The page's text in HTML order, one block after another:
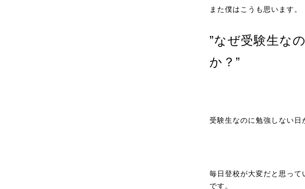
また僕はこうも思います。
”なぜ受験生な
か？”
受験生なのに勉強しない日
毎日登校が大変だと思っ
です。